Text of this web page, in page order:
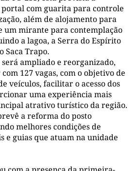
com guarita para controle
além de alojamento para
um mirante para contemplação
a lagoa, a Serra do Espírito
Saca Trapo.
ampliado e reorganizado,
127 vagas, com o objetivo de
veículos, facilitar o acesso dos
uma experiência mais
atrativo turístico da região.
a reforma do posto
melhores condições de
e guias que atuam na unidade